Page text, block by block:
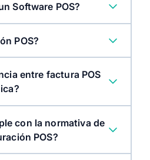
Software POS?
POS?
entre factura POS
con la normativa de
POS?